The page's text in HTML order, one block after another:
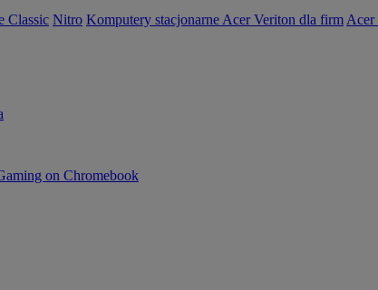
Classic Nitro Komputery stacjonarne Acer Veriton dla firm Acer
on Chromebook